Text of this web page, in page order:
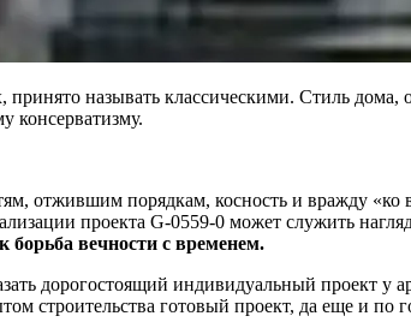
называть классическими. Стиль дома,
консерватизму.
отжившим порядкам, косность и вражду «ко
проекта G-0559-0 может служить
борьба вечности с временем.
дорогостоящий индивидуальный проект у
строительства готовый проект, да еще и по